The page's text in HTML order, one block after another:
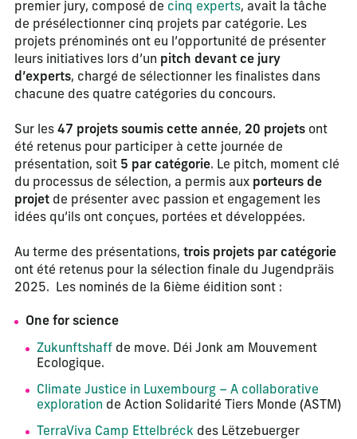
premier jury, composé de cinq experts, avait la tâche
de présélectionner cinq projets par catégorie. Les
projets prénominés ont eu l’opportunité de présenter
leurs initiatives lors d’un pitch devant ce jury
d’experts, chargé de sélectionner les finalistes dans
chacune des quatre catégories du concours.
Sur les 47 projets soumis cette année, 20 projets ont
été retenus pour participer à cette journée de
présentation, soit 5 par catégorie. Le pitch, moment clé
du processus de sélection, a permis aux porteurs de
projet de présenter avec passion et engagement les
idées qu’ils ont conçues, portées et développées.
Au terme des présentations, trois projets par catégorie
ont été retenus pour la sélection finale du Jugendpräis
2025. Les nominés de la 6ième éidition sont :
One for science
Zukunftshaffde move. Déi Jonk am Mouvement
Ecologique.
Climate Justice in Luxembourg – A collaborative
exploration de Action Solidarité Tiers Monde (ASTM)
TerraViva Camp Ettelbréck des Lëtzebuerger